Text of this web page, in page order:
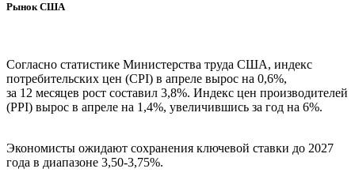
Рынок США
Согласно статистике Министерства труда США, индекс
потребительских цен (CPI) в апреле вырос на 0,6%,
за 12 месяцев рост составил 3,8%. Индекс цен производителей
(PPI) вырос в апреле на 1,4%, увеличившись за год на 6%.
Экономисты ожидают сохранения ключевой ставки до 2027
года в диапазоне 3,50-3,75%.